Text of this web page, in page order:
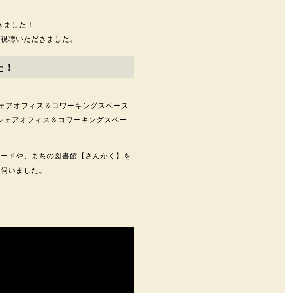
した！
聴いただきました。
アオフィス＆コワーキングスペース
アオフィス＆コワーキングスペー
ドや、まちの図書館【さんかく】を
いました。